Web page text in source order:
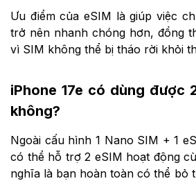
Ưu điểm của eSIM là giúp việc
trở nên nhanh chóng hơn, đồng
vì SIM không thể bị tháo rời khỏi
iPhone 17e có dùng được
không?
Ngoài cấu hình 1 Nano SIM + 1
có thể hỗ trợ 2 eSIM hoạt động
nghĩa là bạn hoàn toàn có thể bỏ